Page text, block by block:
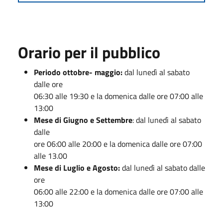
Orario per il pubblico
Periodo ottobre- maggio:dal lunedì al sabato
dalle ore
06:30 alle 19:30 e la domenica dalle ore 07:00 alle
13:00
Mese di Giugno e Settembre: dal lunedì al sabato
dalle
ore 06:00 alle 20:00 e la domenica dalle ore 07:00
alle 13.00
Mese di Luglio e Agosto:dal lunedì al sabato dalle
ore
06:00 alle 22:00 e la domenica dalle ore 07:00 alle
13:00